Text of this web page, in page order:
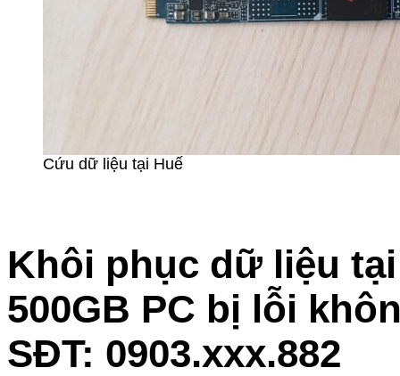
Cứu dữ liệu tại Huế
Khôi phục dữ liệu
500GB PC bị lỗi
SĐT: 0903.xxx.882